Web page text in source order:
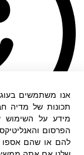
אנו משתמשים
תכונות של מדיה
מידע על השימוש
הפרסום
להם או שהם אספו